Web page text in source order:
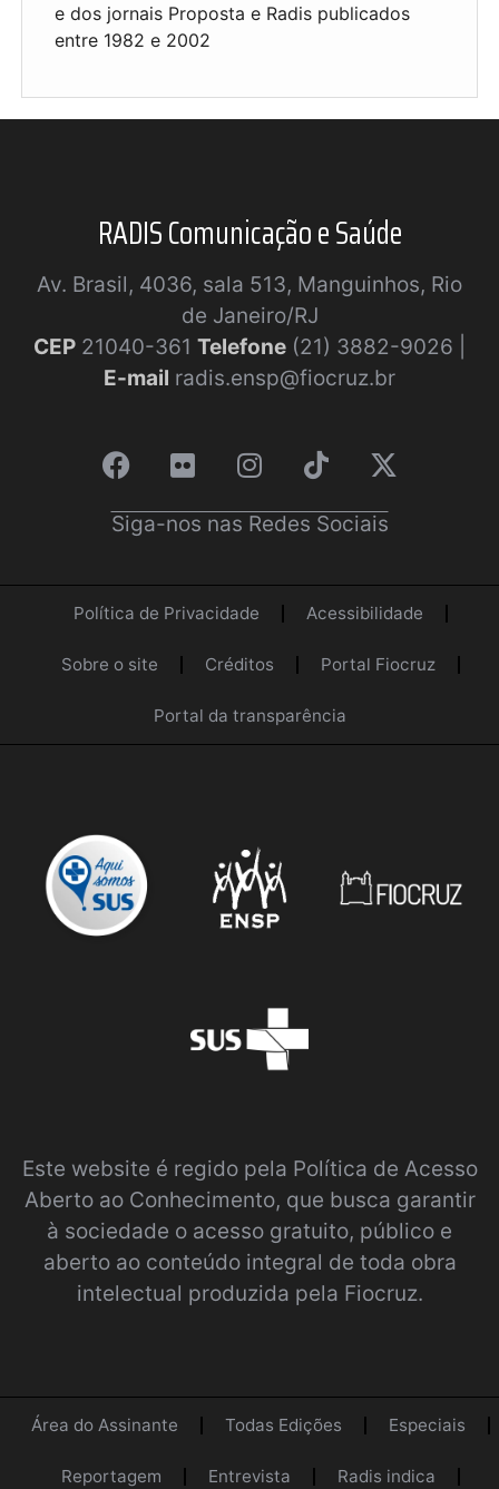
e dos jornais Proposta e Radis publicados
entre 1982 e 2002
RADIS Comunicação e Saúde
Av. Brasil, 4036, sala 513, Manguinhos, Rio
de Janeiro/RJ
CEP 21040-361 Telefone (21) 3882-9026 |
E-mail radis.ensp@fiocruz.br
Siga-nos nas Redes Sociais
Política de Privacidade Acessibilidade
Sobre o site Créditos Portal Fiocruz
Portal da transparência
Este website é regido pela Política de Acesso
Aberto ao Conhecimento, que busca garantir
à sociedade o acesso gratuito, público e
aberto ao conteúdo integral de toda obra
intelectual produzida pela Fiocruz.
Área do Assinante Todas Edições Especiais
Reportagem Entrevista Radis indica